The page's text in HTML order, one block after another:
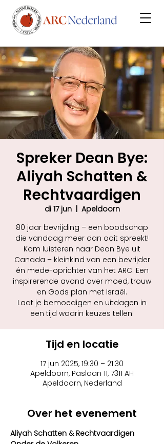
Spreker Dean Bye:
Aliyah Schatten &
Rechtvaardigen
di 17 jun
  |
Apeldoorn
80 jaar bevrijding – een boodschap
die vandaag meer dan ooit spreekt!
Kom luisteren naar Dean Bye uit
Canada – kleinkind van een bevrijder
én mede-oprichter van het ARC. Een
inspirerende avond over moed, trouw
en Gods plan met Israël.
Laat je bemoedigen en uitdagen in
een tijd waarin keuzes tellen!
Tijd en locatie
17 jun 2025, 19:30 – 21:30
Apeldoorn, Paslaan 11, 7311 AH
Apeldoorn, Nederland
Over het evenement
Aliyah Schatten & Rechtvaardigen